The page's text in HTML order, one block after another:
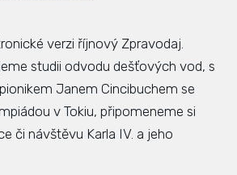
verzi říjnový Zpravodaj.
studii odvodu dešťových vod, s
Janem Cincibuchem se
v Tokiu, připomeneme si
či návštěvu Karla IV. a jeho